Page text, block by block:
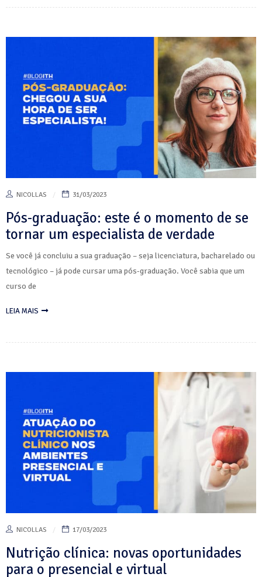
NICOLLAS 31/03/2023
Pós-graduação: este é o momento de se
tornar um especialista de verdade
Se você já concluiu a sua graduação – seja licenciatura, bacharelado ou
tecnológico – já pode cursar uma pós-graduação. Você sabia que um
curso de
LEIA MAIS
NICOLLAS 17/03/2023
Nutrição clínica: novas oportunidades
para o presencial e virtual